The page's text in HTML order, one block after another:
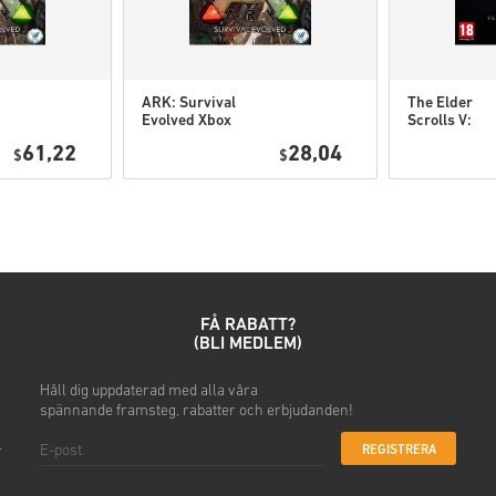
• Välj din produkt
• Ange din e-postadress
$61,22
ARK: Survival
Evolved Xbox
$28,04
The Elder
Scrolls V:
(STEAM) WW
FÅ RABATT?
(BLI MEDLEM)
Håll dig uppdaterad med alla våra
spännande framsteg, rabatter och erbjudanden!
REGISTRERA